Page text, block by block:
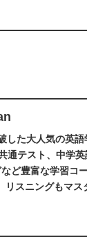
した大人気の英
通テスト、中学英
ど豊富な学習コ
リスニングもマ